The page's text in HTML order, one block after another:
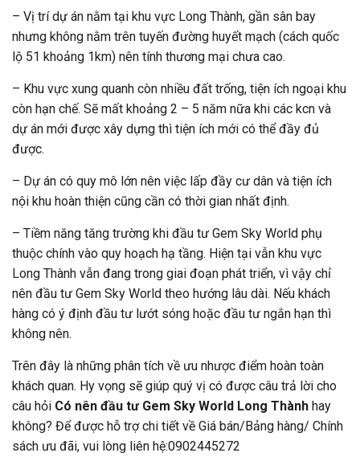
– Vị trí dự án nằm tại khu vực Long Thành, gần sân bay
nhưng không nằm trên tuyến đường huyết mạch (cách quốc
lộ 51 khoảng 1km) nên tính thương mại chưa cao.
– Khu vực xung quanh còn nhiều đất trống, tiện ích ngoại khu
còn hạn chế. Sẽ mất khoảng 2 – 5 năm nữa khi các kcn và
dự án mới được xây dựng thì tiện ích mới có thể đầy đủ
được.
– Dự án có quy mô lớn nên việc lấp đầy cư dân và tiện ích
nội khu hoàn thiện cũng cần có thời gian nhất định.
– Tiềm năng tăng trường khi đầu tư Gem Sky World phụ
thuộc chính vào quy hoạch hạ tầng. Hiện tại vẫn khu vực
Long Thành vẫn đang trong giai đoạn phát triển, vì vậy chỉ
nên đầu tư Gem Sky World theo hướng lâu dài. Nếu khách
hàng có ý định đầu tư lướt sóng hoặc đầu tư ngắn hạn thì
không nên.
Trên đây là những phân tích về ưu nhược điểm hoàn toàn
khách quan. Hy vọng sẽ giúp quý vị có được câu trả lời cho
câu hỏi Có nên đầu tư Gem Sky World Long Thành hay
không? Để được hỗ trợ chi tiết về Giá bán/Bảng hàng/ Chính
sách ưu đãi, vui lòng liên hệ:0902445272